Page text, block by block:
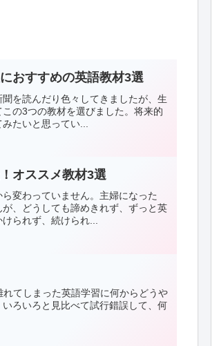
おすすめの英語教材3選
を読んだり色々してきましたが、生
の3つの教材を選びました。将来的
たいと思ってい...
オススメ教材3選
変わっていません。主婦になった
、どうしても諦めきれず、ずっと英
られず、続けられ...
てしまった英語学習に何からどうや
ろいろと見比べて試行錯誤して、何